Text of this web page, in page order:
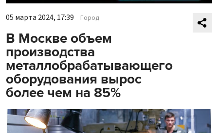
05 марта 2024, 17:39 Город
В Москве объем
производства
металлобрабатывающего
оборудования вырос
более чем на 85%